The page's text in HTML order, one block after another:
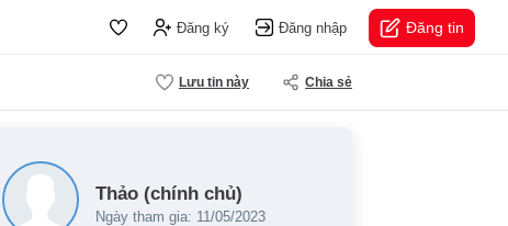
Đăng ký Đăng nhập Đăng tin
Lưu tin này Chia sẻ
Thảo (chính chủ)
Ngày tham gia: 11/05/2023